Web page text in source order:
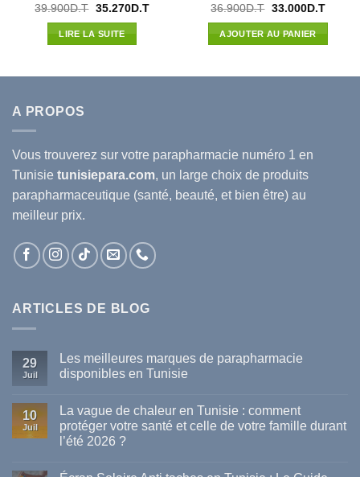
39.900D.T Le
initial
était :
35.270D.TLe
LIRE LA SUITE
Note4.55
sur 5
36.900D.T Le
initial
était :
33.000D.TLe
AJOUTER AU PANIER
A PROPOS
Vous trouverez sur votre parapharmacie numéro 1 en
Tunisie tunisiepara.com, un large choix de produits
parapharmaceutique (santé, beauté, et bien être) au
meilleur prix.
ARTICLES DE BLOG
29
Juil
Les meilleures marques de parapharmacie
disponibles en Tunisie
sur
meilleures
marques
disponibles
10
Juil
La vague de chaleur en Tunisie : comment
protéger votre santé et celle de votre famille durant
l’été 2026 ?